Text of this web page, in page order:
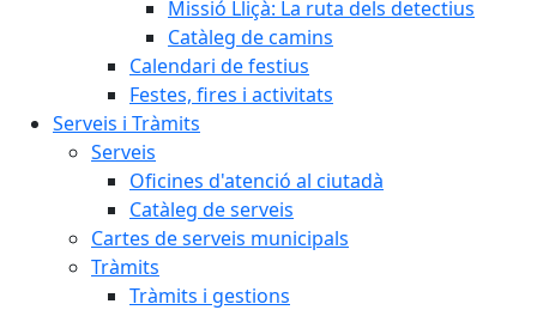
Missió Lliçà: La ruta dels detectius
Catàleg de camins
Calendari de festius
Festes, fires i activitats
Serveis i Tràmits
Serveis
Oficines d'atenció al ciutadà
Catàleg de serveis
Cartes de serveis municipals
Tràmits
Tràmits i gestions